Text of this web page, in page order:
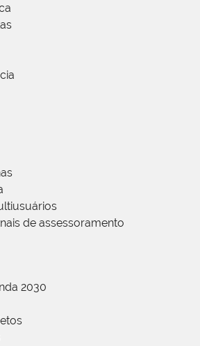
de assessoramento
2030